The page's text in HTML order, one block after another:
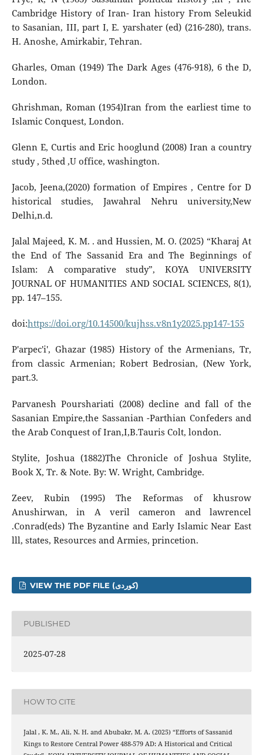
Cambridge History of Iran- Iran history From Seleukid
to Sasanian, III, part I, E. yarshater (ed) (216-280), trans.
H. Anoshe, Amirkabir, Tehran.
Gharles, Oman (1949) The Dark Ages (476-918), 6 the D,
London.
Ghrishman, Roman (1954)Iran from the earliest time to
Islamic Conquest, London.
Glenn E, Curtis and Eric hooglund (2008) Iran a country
study , 5thed ,U office, washington.
Jacob, Jeena,(2020) formation of Empires , Centre for D
historical studies, Jawahral Nehru university,New
Delhi,n.d.
Jalal Majeed, K. M. . and Hussien, M. O. (2025) “Kharaj At
the End of The Sassanid Era and The Beginnings of
Islam: A comparative study”, KOYA UNIVERSITY
JOURNAL OF HUMANITIES AND SOCIAL SCIENCES, 8(1),
pp. 147–155.
doi:https://doi.org/10.14500/kujhss.v8n1y2025.pp147-155
P'arpec'i', Ghazar (1985) History of the Armenians, Tr,
from classic Armenian; Robert Bedrosian, (New York,
part.3.
Parvanesh Pourshariati (2008) decline and fall of the
Sasanian Empire,the Sassanian -Parthian Confeders and
the Arab Conquest of Iran,I,B.Tauris Colt, london.
Stylite, Joshua (1882)The Chronicle of Joshua Stylite,
Book X, Tr. & Note. By: W. Wright, Cambridge.
Zeev, Rubin (1995) The Reformas of khusrow
Anushirwan, in A veril cameron and lawrencel
.Conrad(eds) The Byzantine and Early Islamic Near East
lll, states, Resources and Armies, princetion.
VIEW THE PDF FILE (کوردی)
PUBLISHED
2025-07-28
HOW TO CITE
Jalal , K. M., Ali, N. H. and Abubakr, M. A. (2025) “Efforts of Sassanid
Kings to Restore Central Power 488-579 AD: A Historical and Critical